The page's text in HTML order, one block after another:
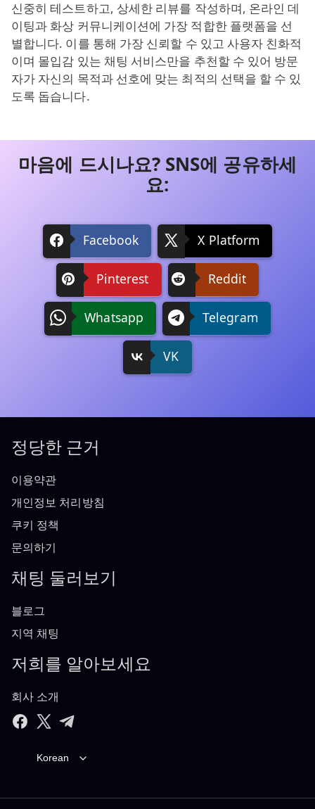
신중히 테스트하고, 상세한 리뷰를 작성하며, 온라인 데
이팅과 화상 커뮤니케이션에 가장 적합한 플랫폼을 선
별합니다. 이를 통해 가장 신뢰할 수 있고 사용자 친화적
이며 몰입감 있는 채팅 서비스만을 추천할 수 있어 방문
자가 자신의 목적과 선호에 맞는 최적의 선택을 할 수 있
도록 돕습니다.
마음에 드시나요? SNS에 공유하세
요:
Facebook X Platform
Pinterest Reddit
Whatsapp Telegram
VK
정당한 근거
이용약관
개인정보 처리방침
쿠키 정책
문의하기
채팅 둘러보기
블로그
지역 채팅
저희를 알아보세요
회사 소개
Korean